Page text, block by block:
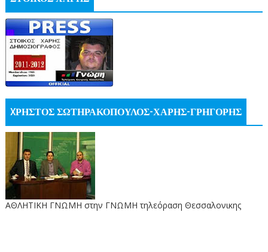
XΡΗΣΤΟΣ ΣΩΤΗΡΑΚΟΠΟΥΛΟΣ-ΧΑΡΗΣ-ΓΡΗΓΟΡΗΣ
ΑΘΛΗΤΙΚΗ ΓΝΩΜΗ στην ΓΝΩΜΗ τηλεόραση Θεσσαλονικης